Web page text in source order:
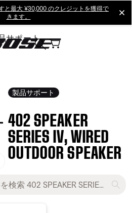
と最大 ¥30,000 のクレジットを獲得で
きます。
サポート
製品サポート
402 SPEAKER
SERIES IV, WIRED
OUTDOOR SPEAKER